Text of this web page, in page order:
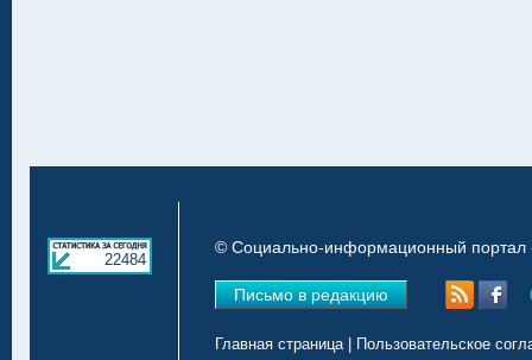
22484
© Социально-информационный портал
Письмо в редакцию
Главная страница| Пользовательское